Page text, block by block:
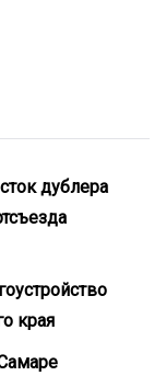
дублера
края